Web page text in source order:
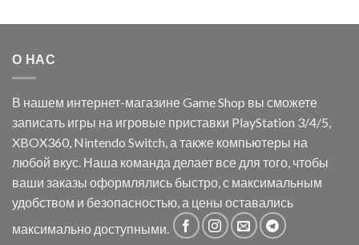
О НАС
В нашем интернет-магазине Game Shop вы сможете
записать игры на игровые приставки PlayStation 3/4/5,
XBOX360, Nintendo Switch, а также компьютеры на
любой вкус. Наша команда делает все для того, чтобы
ваши заказы оформлялись быстро, с максимальным
удобством и безопасностью, а цены оставались
максимально доступными.